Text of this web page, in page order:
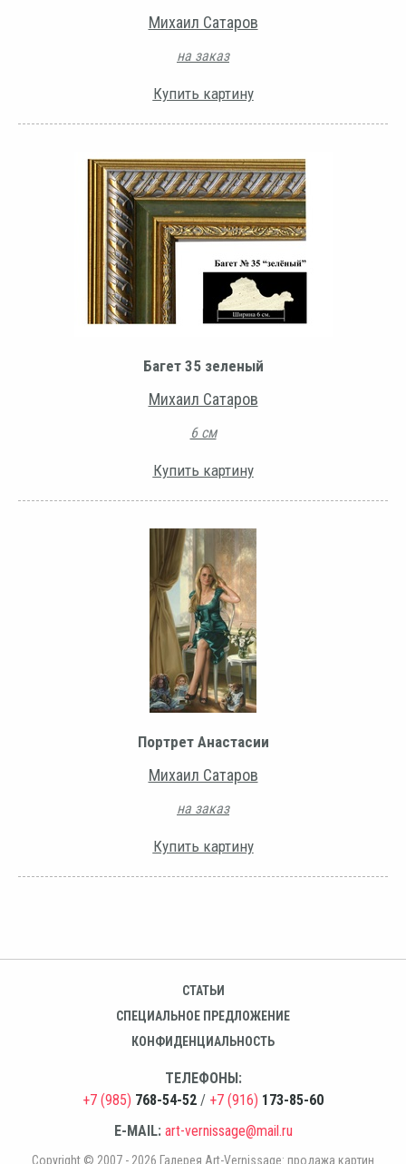
Михаил Сатаров
на заказ
Купить картину
Багет 35 зеленый
Михаил Сатаров
6 см
Купить картину
Портрет Анастасии
Михаил Сатаров
на заказ
Купить картину
СТАТЬИ
СПЕЦИАЛЬНОЕ ПРЕДЛОЖЕНИЕ
КОНФИДЕНЦИАЛЬНОСТЬ
ТЕЛЕФОНЫ:
+7 (985) 768-54-52 / +7 (916) 173-85-60
E-MAIL: art-vernissage@mail.ru
Copyright © 2007 - 2026 Галерея Art-Vernissage: продажа картин